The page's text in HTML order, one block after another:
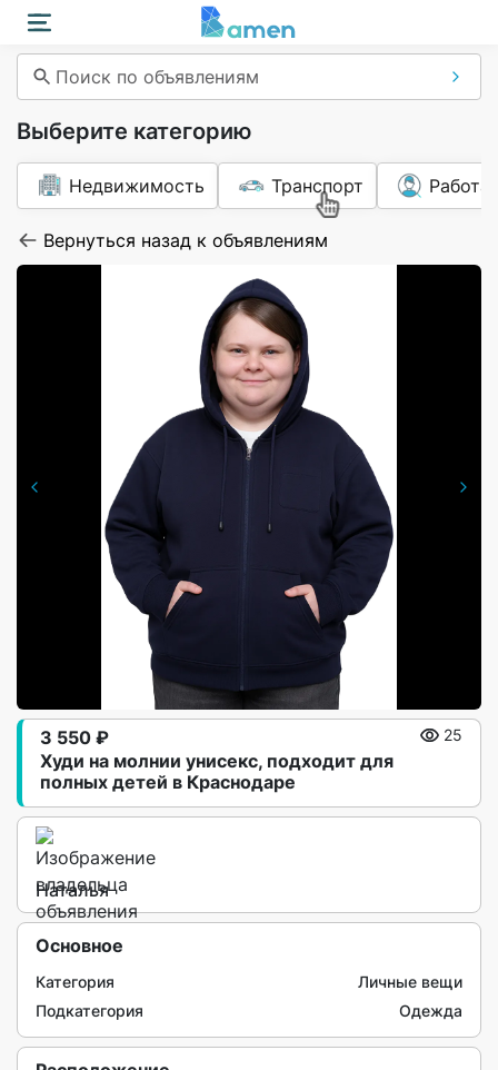
Поиск по объявлениям
Выберите категорию
Недвижимость Транспорт Работа
Вернуться назад к объявлениям
Худи на молнии унисекс, подходит для
полных детей в Краснодаре
3 550 ₽ 25
Наталья
Основное
Категория
Личные вещи
Подкатегория
Одежда